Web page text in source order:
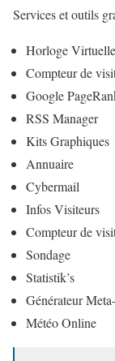
Services et outils
Horloge Virtuelle
Compteur de
Google
RSS Manager
Kits Graphiques
Annuaire
Cybermail
Infos Visiteurs
Compteur de
Sondage
Statistik’s
Générateur
Météo Online